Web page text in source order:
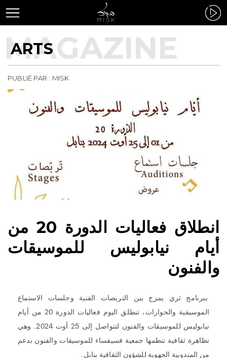
ARTS
PUBLIÉ PAR : MISK
انطلاق فعاليات الدورة 20 من
أيام نيابوليس للموسيقات
والفنون
ببرنامج ثري يمزج بين التربصات الفنية وجلسات الاستماع
الموسيقية والحوارات، تنطلق اليوم فعاليات الدورة 20 من أيام
نيابوليس للموسيقات والفنون لتتواصل إلى 25 أوت 2024. وهي
تظاهرة ثقافية تنظمها جمعية فسيفساء للموسيقات والفنون بدعم
من المندوبية الجهوية للشؤون الثقافية بنابل.